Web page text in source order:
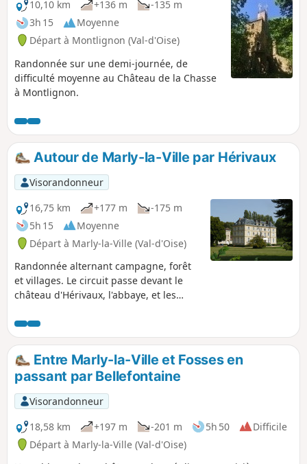
10,10 km +136 m
-135 m
3h 15
Moyenne
Départ à Montlignon (Val-d'Oise)
Randonnée sur une demi-journée, de
difficulté moyenne au Château de la Chasse
à Montlignon.
Autour de Marly-la-Ville par Hérivaux
Visorandonneur
16,75 km
+177 m
-175 m
5h 15
Moyenne
Départ à Marly-la-Ville (Val-d'Oise)
Randonnée alternant campagne, forêt
et villages. Le circuit passe devant le
château d'Hérivaux, l'abbaye, et les
siècle (une borne marque
l'emplacement du moulin). Traversée du
village de Bellefontaine avec les rives de
l'Ysieux et le lac.
Entre Marly-la-Ville et Fosses en
passant par Bellefontaine
Visorandonneur
18,58 km
+197 m -201 m 5h 50
Difficile
Départ à Marly-la-Ville (Val-d'Oise)